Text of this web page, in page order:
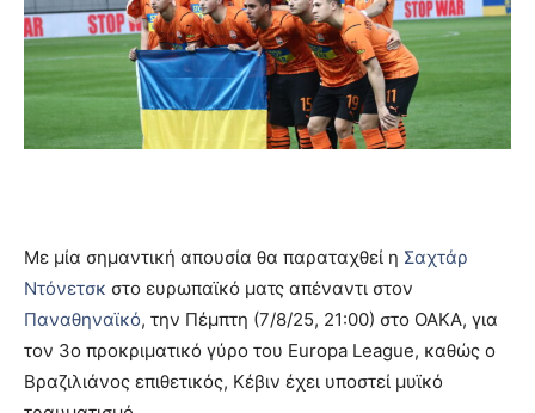
Με μία σημαντική απουσία θα παραταχθεί η Σαχτάρ
Ντόνετσκ στο ευρωπαϊκό ματς απέναντι στον
Παναθηναϊκό, την Πέμπτη (7/8/25, 21:00) στο ΟΑΚΑ, για
τον 3ο προκριματικό γύρο του Europa League, καθώς ο
Βραζιλιάνος επιθετικός, Κέβιν έχει υποστεί μυϊκό